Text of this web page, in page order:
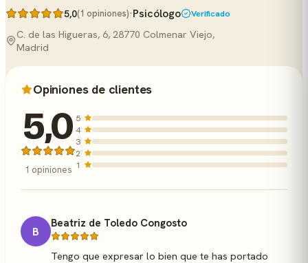
5,0(1 opiniones)·Psicólogo Verificado
C. de las Higueras, 6, 28770 Colmenar Viejo,
Madrid
Opiniones de clientes
5,0
1 opiniones
5
4
3
2
1
B
Beatriz de Toledo Congosto
Tengo que expresar lo bien que te has portado